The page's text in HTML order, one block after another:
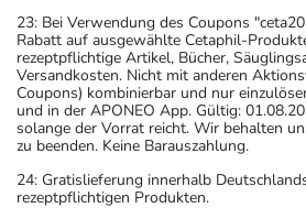
23: Bei Verwendung des Coupons
Rabatt auf ausgewählte Cetaphil-
rezeptpflichtige Artikel, Bücher,
Versandkosten. Nicht mit anderen
Coupons) kombinierbar und nur
und in der APONEO App. Gültig:
solange der Vorrat reicht. Wir behalten
zu beenden. Keine Barauszahlung.
24: Gratislieferung innerhalb
rezeptpflichtigen Produkten.